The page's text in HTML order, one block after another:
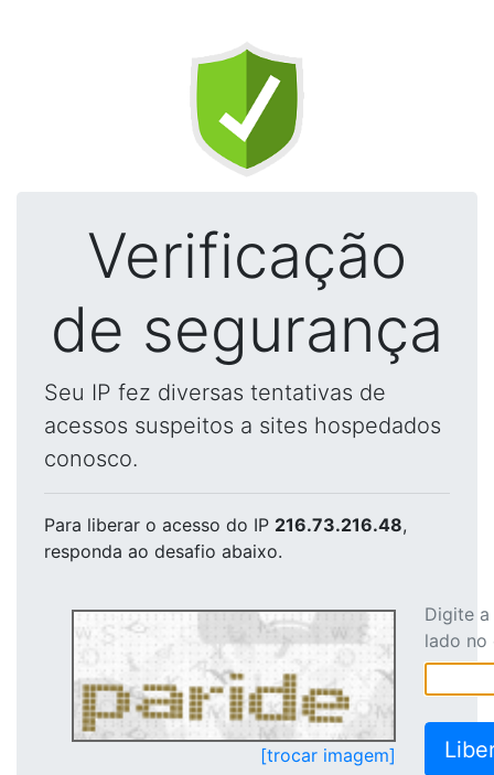
Verificação
de segurança
Seu IP fez diversas tentativas de
acessos suspeitos a sites hospedados
conosco.
Para liberar o acesso do IP 216.73.216.48,
responda ao desafio abaixo.
[trocar imagem]
Digite
lado no